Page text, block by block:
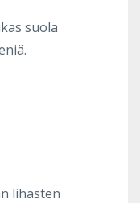
suola
lihasten